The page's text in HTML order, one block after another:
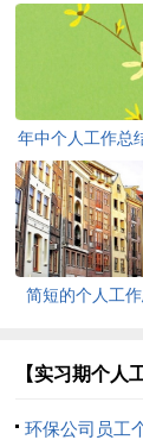
年中个人工作总
(全文共
简短的个人工
【实习期个人
环保公司员工